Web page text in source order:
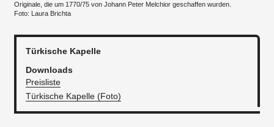
Originale, die um 1770/75 von Johann Peter Melchior geschaffen wurden.
Foto: Laura Brichta
Türkische Kapelle
Downloads
Preisliste
Türkische Kapelle (Foto)